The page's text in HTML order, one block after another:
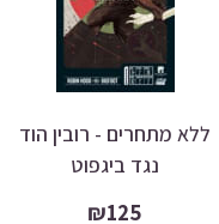
ללא מתחרים - רובין הוד
נגד ביגפוט
₪125